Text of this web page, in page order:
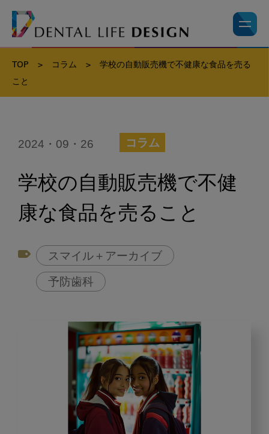
TOP > コラム >
学校の自動販売機で不健康な食品を売る
こと
2024・09・26 コラム
学校の自動販売機で不健
康な食品を売ること
スマイル＋アーカイブ
予防歯科